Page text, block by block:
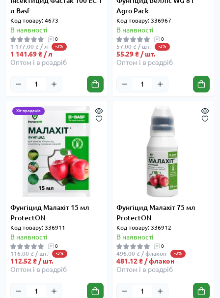
л Basf
Код товару: 4673
В наявності
0
1 177.00 ₴ / л -3%
1 141.69 ₴ / л
Оптом і в роздріб
Agro Pack
Код товару: 336967
В наявності
0
57.00 ₴ / шт. -3%
55.29 ₴ / шт.
Оптом і в роздріб
Хіт продажів
Фунгіцид Малахіт 15 мл
ProtectON
Код товару: 336911
В наявності
0
116.00 ₴ / шт. -3%
112.52 ₴ / шт.
Оптом і в роздріб
Фунгіцид Малахіт 75 мл
ProtectON
Код товару: 336912
В наявності
0
496.00 ₴ / флакон -3%
481.12 ₴ / флакон
Оптом і в роздріб